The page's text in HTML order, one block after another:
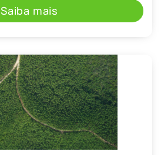
Saiba mais